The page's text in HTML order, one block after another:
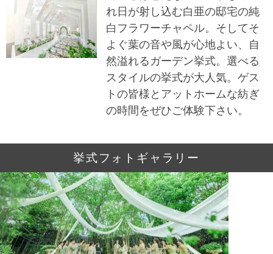
れ日が射し込む白亜の邸宅の純
白フラワーチャペル。そしてそ
よぐ葉の音や風が心地よい、自
然溢れるガーデン挙式。選べる
スタイルの挙式が大人気。ゲス
トの皆様とアットホームな紡ぎ
の時間をぜひご体験下さい。
挙式フォトギャラリー